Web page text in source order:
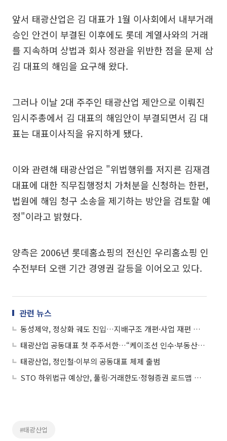
앞서 태광산업은 김 대표가 1월 이사회에서 내부거래
승인 안건이 부결된 이후에도 롯데 계열사와의 거래
를 지속하며 상법과 회사 정관을 위반한 점을 문제 삼
김 대표의 해임을 요구해 왔다.
그러나 이날 2대 주주인 태광산업 제안으로 이뤄진
임시주총에서 김 대표의 해임안이 부결되면서 김 대
표는 대표이사직을 유지하게 됐다.
이와 관련해 태광산업은 "위법행위를 저지른 김재겸
대표에 대한 직무집행정치 가처분을 신청하는 한편,
법원에 해임 청구 소송을 제기하는 방안을 검토할 예
정"이라고 밝혔다.
양측은 2006년 롯데홈쇼핑의 전신인 우리홈쇼핑 인
수전부터 오랜 기간 경영권 갈등을 이어오고 있다.
관련 뉴스
동성제약, 정상화 궤도 진입…지배구조 개편·사업 재편 본격화
태광산업 공동대표 첫 주주서한…“케이조선 인수·부동산 개발 기회 다각 검토”
태광산업, 정인철·이부의 공동대표 체제 출범
STO 하위법규 예상안, 풀링·거래한도·정형증권 로드맵 제시
#태광산업